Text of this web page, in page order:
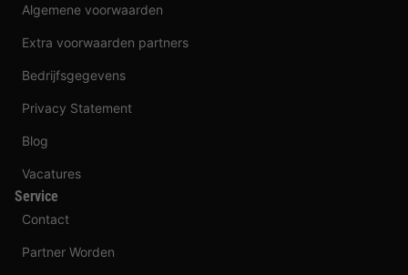
Algemene voorwaarden
Extra voorwaarden partners
Bedrijfsgegevens
Privacy Statement
Blog
Vacatures
Service
Contact
Partner Worden